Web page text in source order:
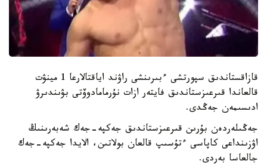
قازاقستاندىق سپورتشى ءبىرىنشى راۋند اياقتالارعا 1 مينۋت
قالعاندا قىرعىزستاندىق فايتەر ازات نۇرمامادوۆتى بۋىندىرۋ
ادىسىمەن جەڭدى.
جەڭىلەردەن بۇرىن قىرعىزستاندىق جەكپە-جەك شەبەرىنىڭ
اۋزىنداعى كاپاسى ءتۇسىپ قالعان بولاتىن، الايدا جەكپە-جەك
جالعاسا بەردى.